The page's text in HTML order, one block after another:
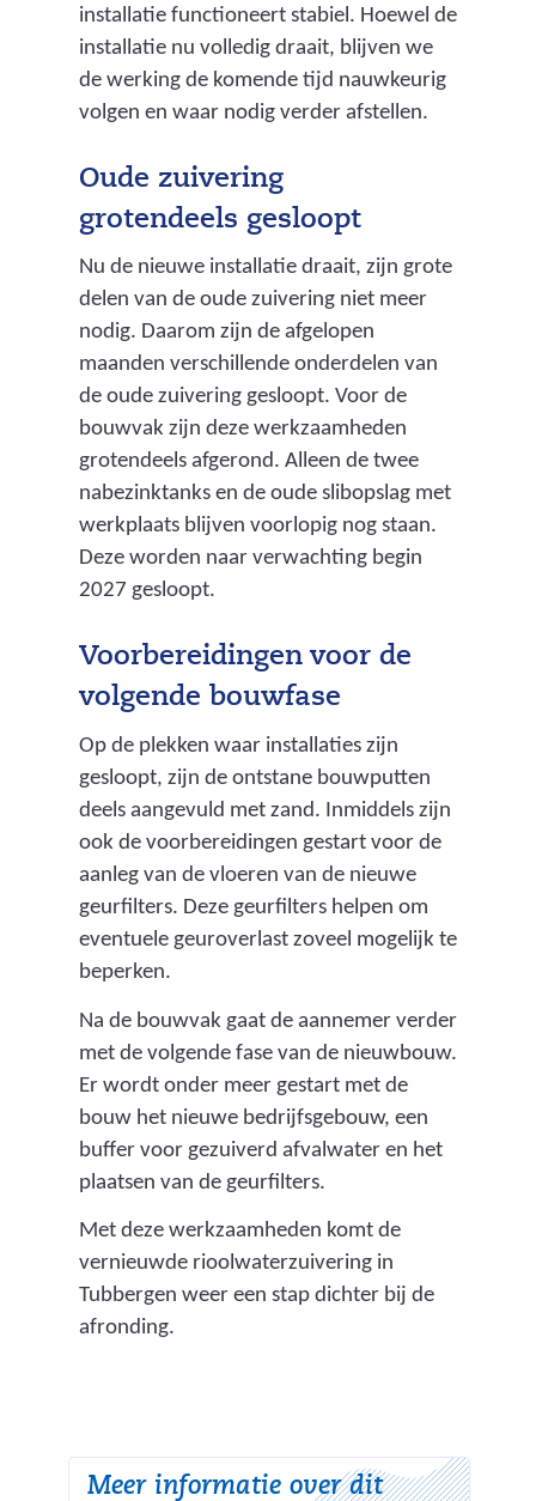
installatie functioneert stabiel. Hoewel de
installatie nu volledig draait, blijven we
de werking de komende tijd nauwkeurig
volgen en waar nodig verder afstellen.
Oude zuivering
grotendeels gesloopt
Nu de nieuwe installatie draait, zijn grote
delen van de oude zuivering niet meer
nodig. Daarom zijn de afgelopen
maanden verschillende onderdelen van
de oude zuivering gesloopt. Voor de
bouwvak zijn deze werkzaamheden
grotendeels afgerond. Alleen de twee
nabezinktanks en de oude slibopslag met
werkplaats blijven voorlopig nog staan.
Deze worden naar verwachting begin
2027 gesloopt.
Voorbereidingen voor de
volgende bouwfase
Op de plekken waar installaties zijn
gesloopt, zijn de ontstane bouwputten
deels aangevuld met zand. Inmiddels zijn
ook de voorbereidingen gestart voor de
aanleg van de vloeren van de nieuwe
geurfilters. Deze geurfilters helpen om
eventuele geuroverlast zoveel mogelijk te
beperken.
Na de bouwvak gaat de aannemer verder
met de volgende fase van de nieuwbouw.
Er wordt onder meer gestart met de
bouw het nieuwe bedrijfsgebouw, een
buffer voor gezuiverd afvalwater en het
plaatsen van de geurfilters.
Met deze werkzaamheden komt de
vernieuwde rioolwaterzuivering in
Tubbergen weer een stap dichter bij de
afronding.
Meer informatie over dit